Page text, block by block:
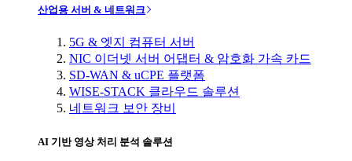
산업용 서버 & 네트워크
5G & 엣지 컴퓨터 서버
NIC 이더넷 서버 어댑터 & 암호화 가속 카드
SD-WAN & uCPE 플랫폼
WISE-STACK 클라우드 솔루션
네트워크 보안 장비
AI 기반 영상 처리 분석 솔루션